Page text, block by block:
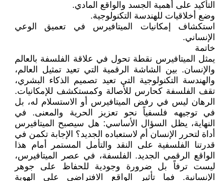
التأكيد على أهمية الجسد والواقع المادي.
وضع أخلاقيات للهندسة التكنولوجية.
استكشاف إمكانيات الميتافيرس في تعميق الوعي
الإنساني.
خاتمة
يمثل الميتافيرس نقطة تحول في علاقة الفلسفة بالعالم
والإنسان. بين الشاشة الرقمية التي تعيد تمثيل العالم،
والهندسة التكنولوجية التي تعيد تصميم الذكاء البشري،
تقف الفلسفة كحارس للأصالة وكمستكشف للإمكانيات.
الرهان ليس في رفض الميتافيرس أو الاستسلام له، بل
في توجيهه فلسفياً نحو تعزيز الحرية والمعنى. في
النهاية، يظل السؤال الأساسي: هل سيصبح الميتافيرس
أداة لتحرر الإنسان أم لاستعباده الجديد؟ الإجابة تكمن في
قدرتنا الفلسفية على النقد والتأمل المستمر أمام هذا
الواقع الرقمي الجديد. الفلسفة، في عصر الميتافيرس،
ليست ترفاً بل ضرورة وجودية للحفاظ على جوهر
الإنسانية. فما تأثير الواقع الافتراضي على الهوية